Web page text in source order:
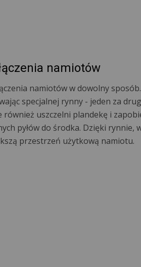
namiotów
namiotów w dowolny
specjalnej rynny - jeden za
również uszczelni plandekę i
pyłów do środka. Dzięki rynnie,
przestrzeń użytkową namiotu.